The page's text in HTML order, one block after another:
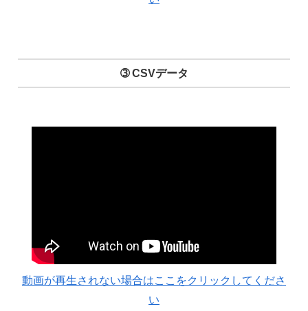
➂ CSVデータ
動画が再生されない場合はここをクリックしてくださ
い